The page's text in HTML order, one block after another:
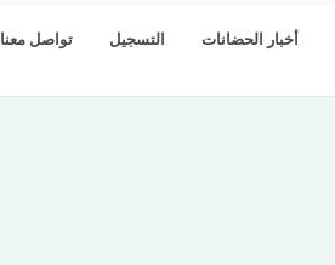
أخبار الحضانات التسجيل تواصل معنا